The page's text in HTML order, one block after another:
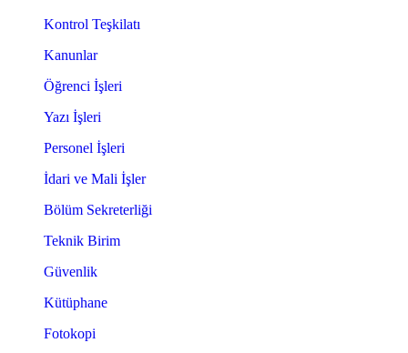
Kontrol Teşkilatı
Kanunlar
Öğrenci İşleri
Yazı İşleri
Personel İşleri
İdari ve Mali İşler
Bölüm Sekreterliği
Teknik Birim
Güvenlik
Kütüphane
Fotokopi